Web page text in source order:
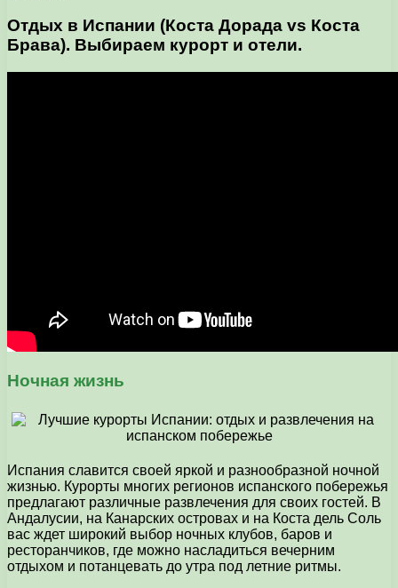
Отдых в Испании (Коста Дорада vs Коста
Брава). Выбираем курорт и отели.
Ночная жизнь
Испания славится своей яркой и разнообразной ночной
жизнью. Курорты многих регионов испанского побережья
предлагают различные развлечения для своих гостей. В
Андалусии, на Канарских островах и на Коста дель Соль
вас ждет широкий выбор ночных клубов, баров и
ресторанчиков, где можно насладиться вечерним
отдыхом и потанцевать до утра под летние ритмы.